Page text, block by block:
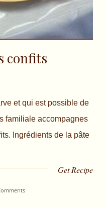
confits
et qui est possible de
familiale accompagnes
Ingrédients de la pâte
Get Recipe